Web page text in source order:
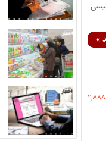
»
۲,۸۸۸